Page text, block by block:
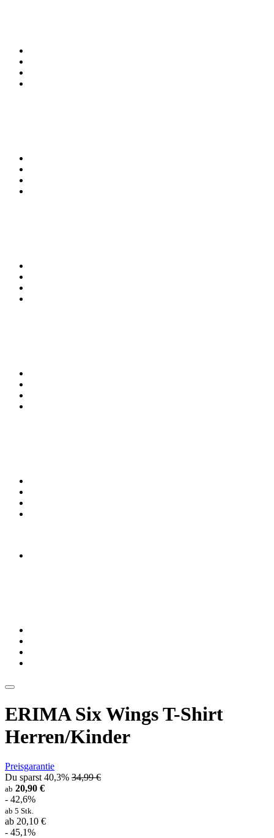
ERIMA Six Wings T-Shirt
Herren/Kinder
Preisgarantie
Du sparst 40,3% 34,99 €
ab 20,90 €
- 42,6%
ab 5 Stk.
ab 20,10 €
- 45,1%